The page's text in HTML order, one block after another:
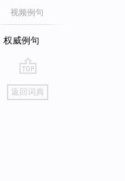
视频例句
权威例句
go
top
返回词典